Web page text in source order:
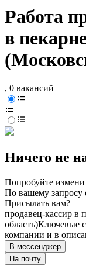
Работа
в
, 0 вакансий
Ничего не
Попробуйте
По вашему запросу
Присылать вам?
продавец-кассир в
область)Ключевые
компании и в
В мессенджер
На почту